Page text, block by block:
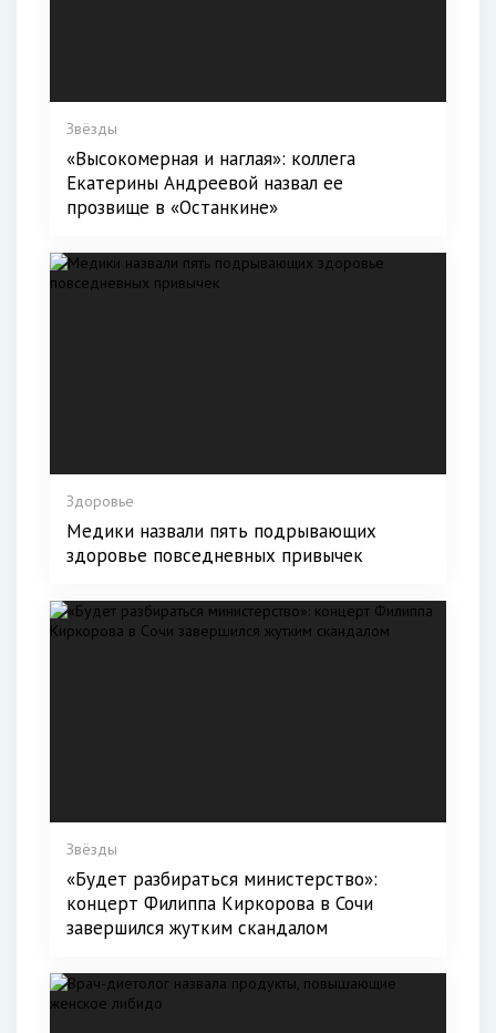
Звёзды
«Высокомерная и наглая»: коллега
Екатерины Андреевой назвал ее
прозвище в «Останкине»
Здоровье
Медики назвали пять подрывающих
здоровье повседневных привычек
Звёзды
«Будет разбираться министерство»:
концерт Филиппа Киркорова в Сочи
завершился жутким скандалом